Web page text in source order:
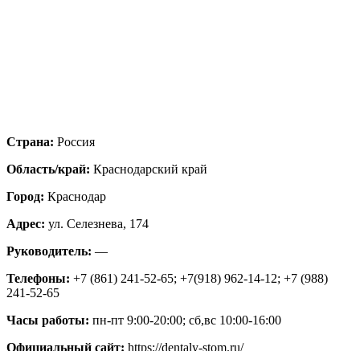
Страна: Россия
Область/край: Краснодарский край
Город: Краснодар
Адрес: ул. Селезнева, 174
Руководитель: —
Телефоны: +7 (861) 241-52-65; +7(918) 962-14-12; +7 (988)
241-52-65
Часы работы: пн-пт 9:00-20:00; сб,вс 10:00-16:00
Официальный сайт: https://dentaly-stom.ru/